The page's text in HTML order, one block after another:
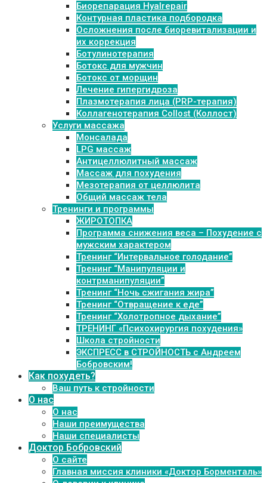
Биорепарация Hyalrepair
Контурная пластика подбородка
Осложнения после биоревитализации и
их коррекция
Ботулинотерапия
Ботокс для мужчин
Ботокс от морщин
Лечение гипергидроза
Плазмотерапия лица (PRP-терапия)
Коллагенотерапия Collost (Коллост)
Услуги массажа
Монсалада
LPG массаж
Антицеллюлитный массаж
Массаж для похудения
Мезотерапия от целлюлита
Общий массаж тела
Тренинги и программы
ЖИРОТОПКА
Программа снижения веса – Похудение с
мужским характером
Тренинг “Интервальное голодание”
Тренинг “Манипуляции и
контрманипуляции”
Тренинг “Ночь сжигания жира”
Тренинг “Отвращение к еде”
Тренинг “Холотропное дыхание”
ТРЕНИНГ «Психохирургия похудения»
Школа стройности
ЭКСПРЕСС в СТРОЙНОСТЬ с Андреем
Бобровским!
Как похудеть?
Ваш путь к стройности
О нас
О нас
Наши преимущества
Наши специалисты
Доктор Бобровский
О сайте
Главная миссия клиники «Доктор Борменталь»